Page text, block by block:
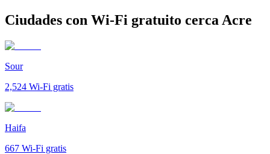
Ciudades con Wi-Fi gratuito cerca Acre
Sour
2,524 Wi-Fi gratis
Haifa
667 Wi-Fi gratis